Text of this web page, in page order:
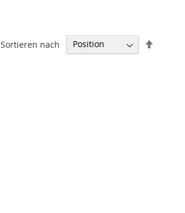
Sortieren nach